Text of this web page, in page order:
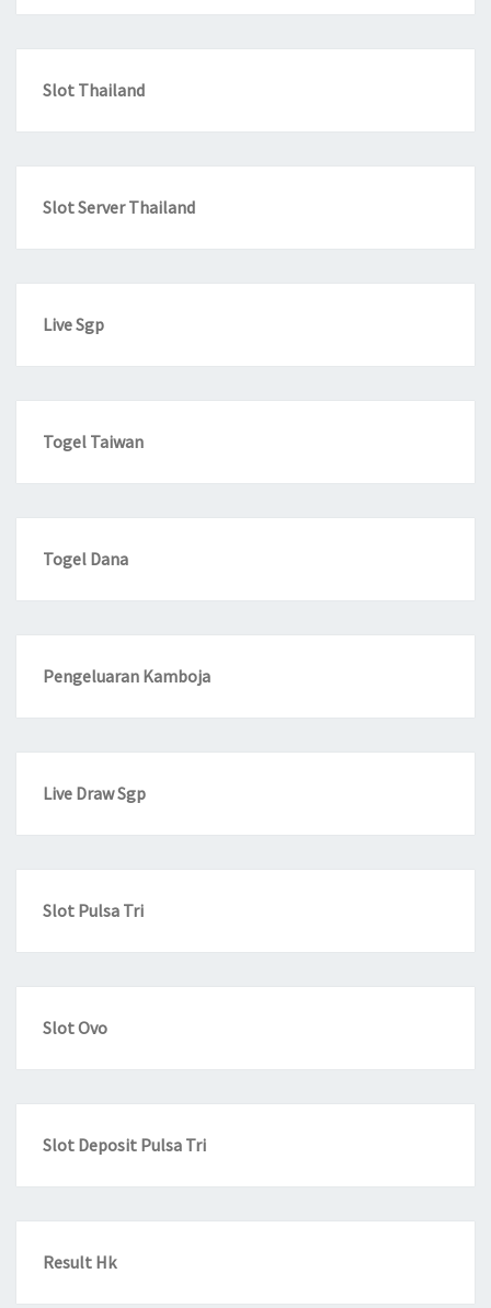
Slot Thailand
Slot Server Thailand
Live Sgp
Togel Taiwan
Togel Dana
Pengeluaran Kamboja
Live Draw Sgp
Slot Pulsa Tri
Slot Ovo
Slot Deposit Pulsa Tri
Result Hk